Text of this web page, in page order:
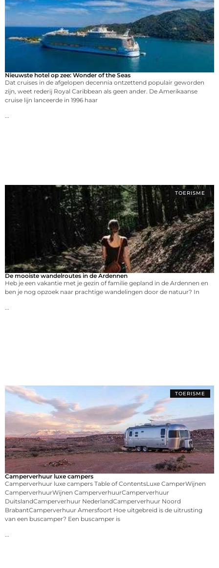
Nieuwste hotel op zee: Wonder of the Seas
Dat cruises in de afgelopen decennia ontzettend populair geworden
zijn, weet rederij Royal Caribbean als geen ander. De Amerikaanse
cruise lijn lanceerde in 1996 haar
...
TOERISME
De mooiste wandelroutes in de Ardennen
Heb je een vakantie met je gezin of familie gepland in de Ardennen en
ben je nog opzoek naar prachtige wandelingen door de natuur? In
...
TOERISME
Camperverhuur luxe campers
Camperverhuur luxe campers Table of ContentsLuxe CamperWijnen
CamperverhuurWijnen CamperverhuurCamperverhuur
DuitslandCamperverhuur NederlandCamperverhuur Noord
BrabantCamperverhuur Amersfoort Hoe uitgebreid is de uitrusting
van een buscamper? Een buscamper is
...